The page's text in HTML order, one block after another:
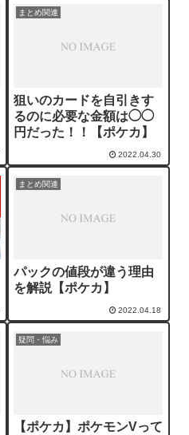
まとめ関連
狙いのカードを自引きす
るのに必要な金額は◯◯
円だった！！【ポケカ】
2022.04.30
まとめ関連
パックの値段が違う理由
を解説【ポケカ】
2022.04.18
疑問・悩み
【ポケカ】ポケモンVって